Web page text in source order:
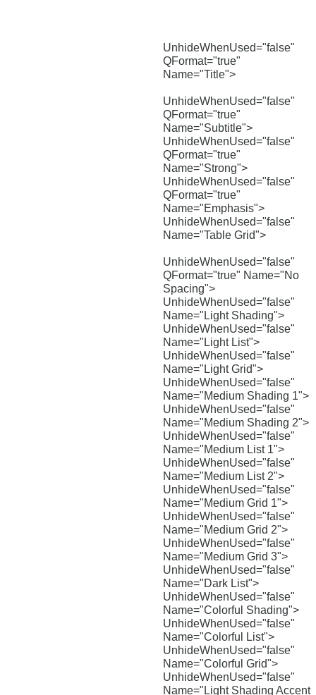
UnhideWhenUsed="false"
QFormat="true"
Name="Title">
UnhideWhenUsed="false"
QFormat="true"
Name="Subtitle">
UnhideWhenUsed="false"
QFormat="true"
Name="Strong">
UnhideWhenUsed="false"
QFormat="true"
Name="Emphasis">
UnhideWhenUsed="false"
Name="Table Grid">
UnhideWhenUsed="false"
QFormat="true" Name="No
Spacing">
UnhideWhenUsed="false"
Name="Light Shading">
UnhideWhenUsed="false"
Name="Light List">
UnhideWhenUsed="false"
Name="Light Grid">
UnhideWhenUsed="false"
Name="Medium Shading 1">
UnhideWhenUsed="false"
Name="Medium Shading 2">
UnhideWhenUsed="false"
Name="Medium List 1">
UnhideWhenUsed="false"
Name="Medium List 2">
UnhideWhenUsed="false"
Name="Medium Grid 1">
UnhideWhenUsed="false"
Name="Medium Grid 2">
UnhideWhenUsed="false"
Name="Medium Grid 3">
UnhideWhenUsed="false"
Name="Dark List">
UnhideWhenUsed="false"
Name="Colorful Shading">
UnhideWhenUsed="false"
Name="Colorful List">
UnhideWhenUsed="false"
Name="Colorful Grid">
UnhideWhenUsed="false"
Name="Light Shading Accent